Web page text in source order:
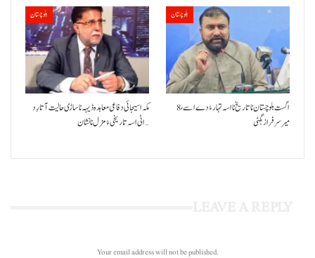
بلوچستان
مکہ اسیجائی دفاعی معاہدہ ڈیہہ نا ساڑی حالیت آتا رِد
اٹی اسہ تاریخی ءُ مزل نا نشان…
بلوچستان
8 اگست بلوچستان نا تاریخ نا اسہ تہار ءُ دے اسے،
میرسرفراز بگٹی
Your email address will not be published.